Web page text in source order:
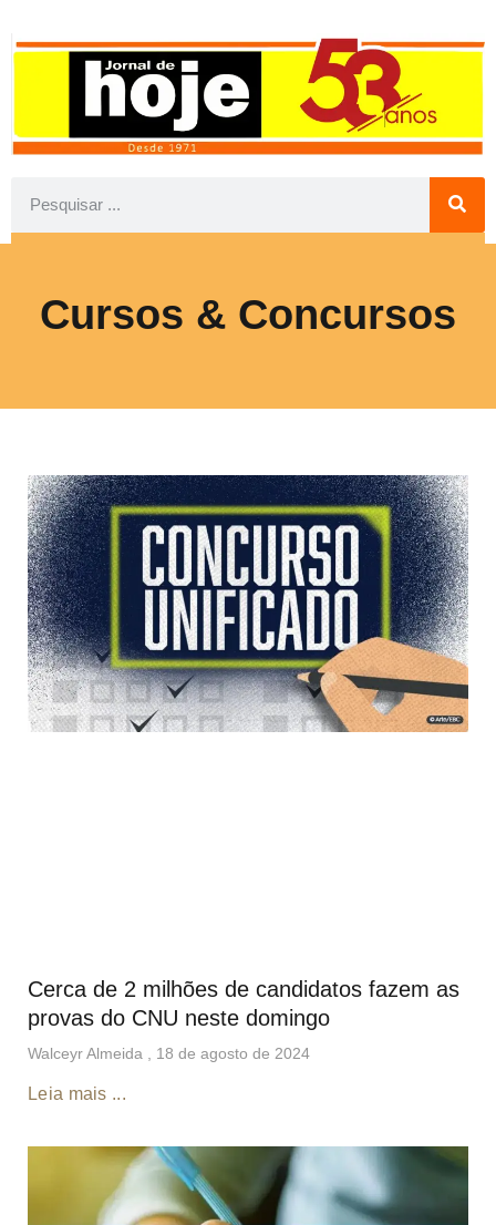
Cursos & Concursos
Cerca de 2 milhões de candidatos fazem as
provas do CNU neste domingo
Walceyr Almeida 18 de agosto de 2024
Leia mais ...